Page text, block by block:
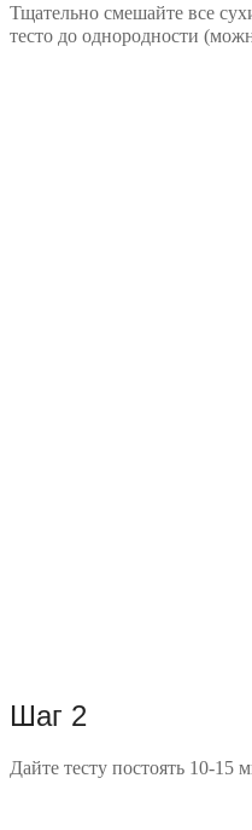
Тщательно смешайте все
тесто до однородности
Шаг 2
Дайте тесту постоять 10-